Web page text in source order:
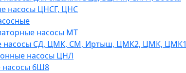
насосы ЦНСГ, ЦНС
насосы МТ
насосы СД, ЦМК, СМ, Иртыш, ЦМК2, ЦМК, ЦМК1
насосы ЦНЛ
6Ш8